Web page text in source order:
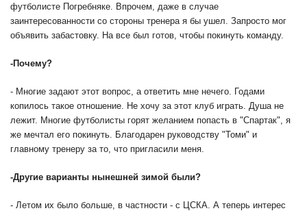
футболисте Погребняке. Впрочем, даже в случае
заинтересованности со стороны тренера я бы ушел. Запросто мог
объявить забастовку. На все был готов, чтобы покинуть команду.
-Почему?
- Многие задают этот вопрос, а ответить мне нечего. Годами
копилось такое отношение. Не хочу за этот клуб играть. Душа не
лежит. Многие футболисты горят желанием попасть в "Спартак", я
же мечтал его покинуть. Благодарен руководству "Томи" и
главному тренеру за то, что пригласили меня.
-Другие варианты нынешней зимой были?
- Летом их было больше, в частности - с ЦСКА. А теперь интерес